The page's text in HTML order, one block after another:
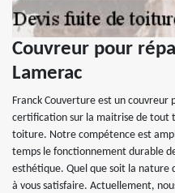
Couvreur pour
Lamerac
Franck Couverture est un couvreur
certification sur la maitrise de tout
toiture. Notre compétence est
temps le fonctionnement durable
esthétique. Quel que soit la nature
à vous satisfaire. Actuellement,